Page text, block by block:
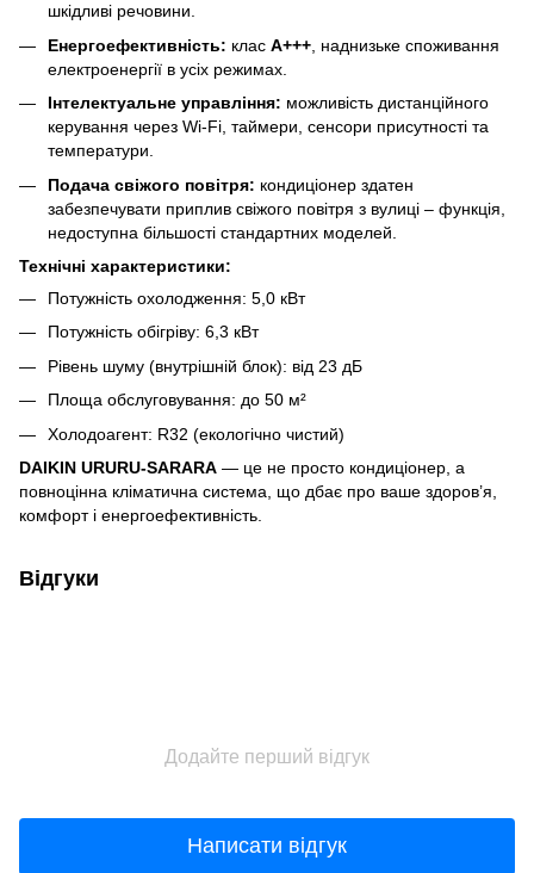
шкідливі речовини.
Енергоефективність: клас A+++ , наднизьке споживання
електроенергії в усіх режимах.
Інтелектуальне управління: можливість дистанційного
керування через Wi-Fi, таймери, сенсори присутності та
температури.
Подача свіжого повітря: кондиціонер здатен
забезпечувати приплив свіжого повітря з вулиці – функція,
недоступна більшості стандартних моделей.
Технічні характеристики:
Потужність охолодження: 5,0 кВт
Потужність обігріву: 6,3 кВт
Рівень шуму (внутрішній блок): від 23 дБ
Площа обслуговування: до 50 м²
Холодоагент: R32 (екологічно чистий)
DAIKIN URURU-SARARA — це не просто кондиціонер, а
повноцінна кліматична система, що дбає про ваше здоров’я,
комфорт і енергоефективність.
Відгуки
Додайте перший відгук
Написати відгук